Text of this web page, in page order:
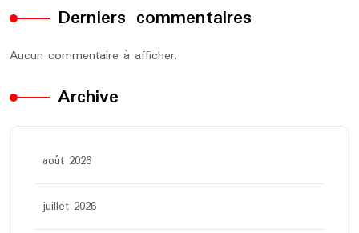
Derniers commentaires
Aucun commentaire à afficher.
Archive
août 2026
juillet 2026